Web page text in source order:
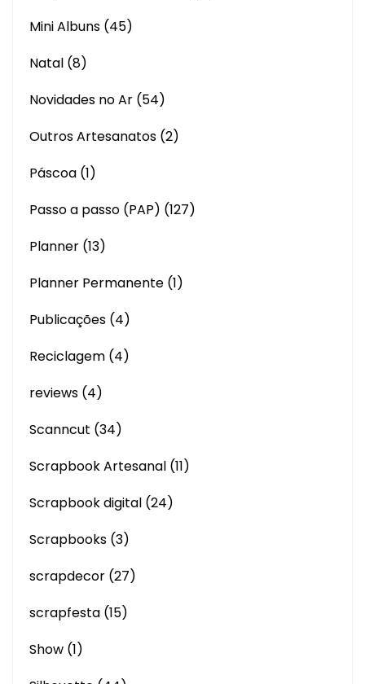
Mini Albuns (45)
Natal (8)
Novidades no Ar (54)
Outros Artesanatos (2)
Páscoa (1)
Passo a passo (PAP) (127)
Planner (13)
Planner Permanente (1)
Publicações (4)
Reciclagem (4)
reviews (4)
Scanncut (34)
Scrapbook Artesanal (11)
Scrapbook digital (24)
Scrapbooks (3)
scrapdecor (27)
scrapfesta (15)
Show (1)